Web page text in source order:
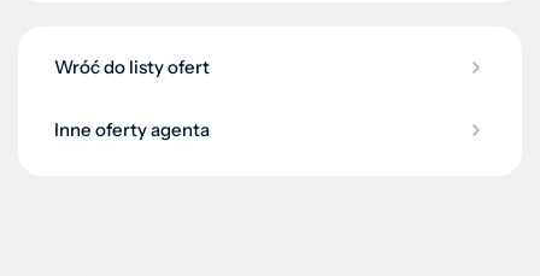
Wróć do listy ofert
Inne oferty agenta